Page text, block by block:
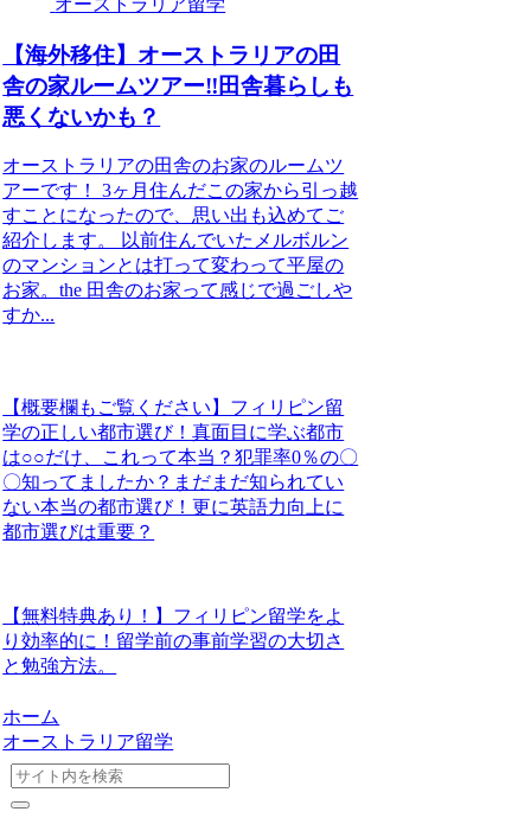
オーストラリア留学
【海外移住】オーストラリアの田
舎の家ルームツアー‼︎田舎暮らしも
悪くないかも？
オーストラリアの田舎のお家のルームツ
アーです！ 3ヶ月住んだこの家から引っ越
すことになったので、思い出も込めてご
紹介します。 以前住んでいたメルボルン
のマンションとは打って変わって平屋の
お家。the 田舎のお家って感じで過ごしや
すか...
【概要欄もご覧ください】フィリピン留
学の正しい都市選び！真面目に学ぶ都市
は○○だけ、これって本当？犯罪率0％の〇
〇知ってましたか？まだまだ知られてい
ない本当の都市選び！更に英語力向上に
都市選びは重要？
【無料特典あり！】フィリピン留学をよ
り効率的に！留学前の事前学習の大切さ
と勉強方法。
ホーム
オーストラリア留学